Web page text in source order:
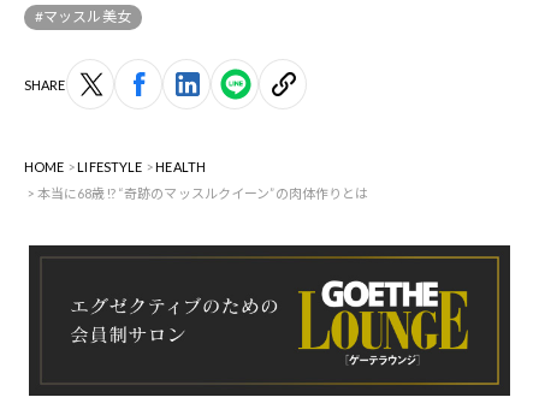
#マッスル美女
SHARE
HOME LIFESTYLE
HEALTH
本当に68歳!? “奇跡のマッスルクイーン”の肉体作りとは